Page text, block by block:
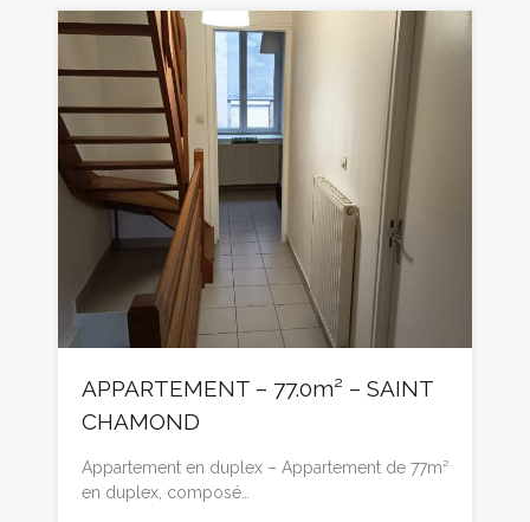
APPARTEMENT – 77.0m² – SAINT
CHAMOND
Appartement en duplex – Appartement de 77m²
en duplex, composé…